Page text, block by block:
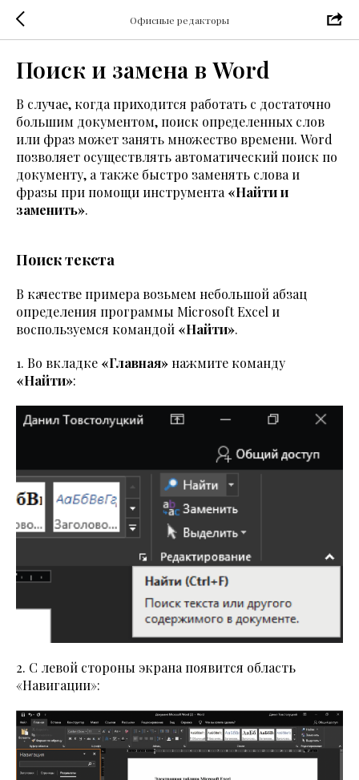
Офисные редакторы
Поиск и замена в Word
В случае, когда приходится работать с достаточно
большим документом, поиск определенных слов
или фраз может занять множество времени. Word
позволяет осуществлять автоматический поиск по
документу, а также быстро заменять слова и
фразы при помощи инструмента «Найти и
заменить».
Поиск текста
В качестве примера возьмем небольшой абзац
определения программы Microsoft Excel и
воспользуемся командой «Найти».
1. Во вкладке «Главная» нажмите команду
«Найти»:
2. C левой стороны экрана появится область
«Навигации»: